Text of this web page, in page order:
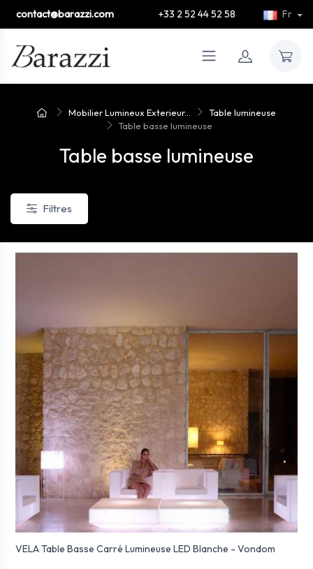
contact@barazzi.com +33 2 52 44 52 58 Fr
Mobilier Lumineux Exterieur...
Table lumineuse
Table basse lumineuse
Table basse lumineuse
Filtres
VELA Table Basse Carré Lumineuse LED Blanche - Vondom